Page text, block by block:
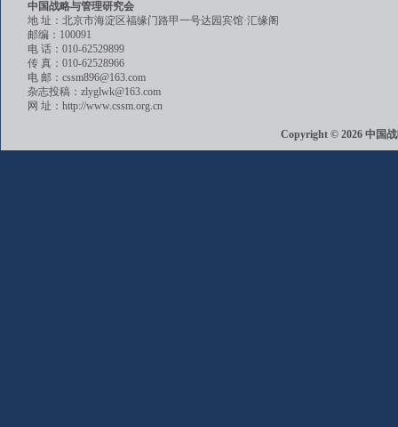
中国战略与管理研究会
地 址：北京市海淀区福缘门路甲一号达园宾馆·汇缘阁
邮编：100091
电 话：010-62529899
传 真：010-62528966
电 邮：cssm896@163.com
杂志投稿：zlyglwk@163.com
网 址：http://www.cssm.org.cn
Copyright © 2026 中国